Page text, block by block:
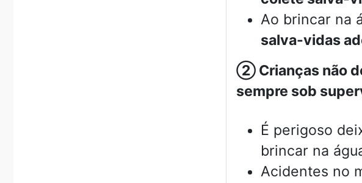
Ao brincar na
salva-vidas
②Crianças não
sempre sob
É perigoso
brincar na
Acidentes no